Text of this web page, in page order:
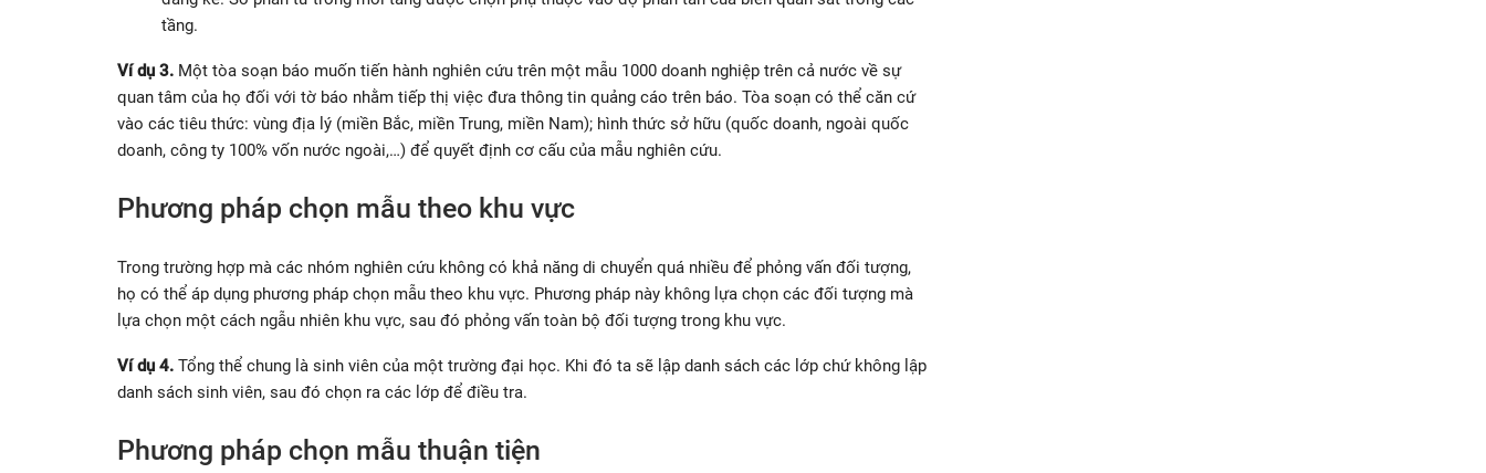
tầng.
Ví dụ 3. Một tòa soạn báo muốn tiến hành nghiên cứu trên một mẫu 1000 doanh nghiệp trên cả nước về sự
quan tâm của họ đối với tờ báo nhằm tiếp thị việc đưa thông tin quảng cáo trên báo. Tòa soạn có thể căn cứ
vào các tiêu thức: vùng địa lý (miền Bắc, miền Trung, miền Nam); hình thức sở hữu (quốc doanh, ngoài quốc
doanh, công ty 100% vốn nước ngoài,…) để quyết định cơ cấu của mẫu nghiên cứu.
Phương pháp chọn mẫu theo khu vực
Trong trường hợp mà các nhóm nghiên cứu không có khả năng di chuyển quá nhiều để phỏng vấn đối tượng,
họ có thể áp dụng phương pháp chọn mẫu theo khu vực. Phương pháp này không lựa chọn các đối tượng mà
lựa chọn một cách ngẫu nhiên khu vực, sau đó phỏng vấn toàn bộ đối tượng trong khu vực.
Ví dụ 4. Tổng thể chung là sinh viên của một trường đại học. Khi đó ta sẽ lập danh sách các lớp chứ không lập
danh sách sinh viên, sau đó chọn ra các lớp để điều tra.
Phương pháp chọn mẫu thuận tiện